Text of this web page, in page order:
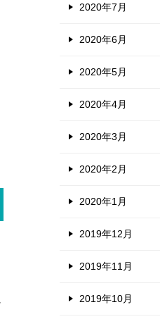
2020年7月
2020年6月
2020年5月
2020年4月
2020年3月
2020年2月
2020年1月
2019年12月
2019年11月
2019年10月